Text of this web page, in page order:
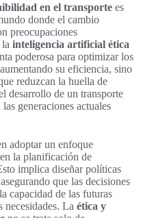
en el transporte es
donde el cambio
preocupaciones
inteligencia artificial ética
poderosa para optimizar los
su eficiencia, sino
reduzcan la huella de
desarrollo de un transporte
generaciones actuales
adoptar un enfoque
la planificación de
implica diseñar políticas
que las decisiones
capacidad de las futuras
necesidades. La ética y